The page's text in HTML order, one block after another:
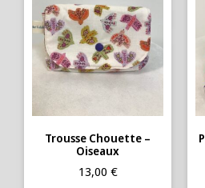
Trousse Chouette –
Oiseaux
13,00 €